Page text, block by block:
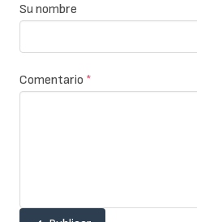
Su nombre
Comentario *